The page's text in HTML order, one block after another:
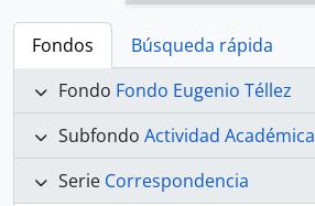
Fondos
Búsqueda rápida
Fondo Fondo Eugenio Téllez
Subfondo Actividad Académica
Serie Correspondencia